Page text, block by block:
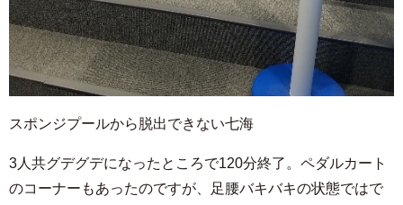
スポンジプールから脱出できない七海
3人共グデグデになったところで120分終了。ペダルカート
のコーナーもあったのですが、足腰バキバキの状態ではで